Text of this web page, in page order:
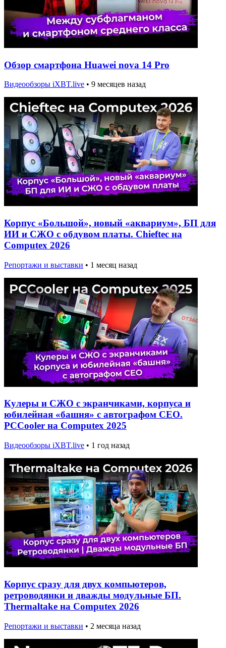
Обзор смартфона Huawei nova 14 Pro
Видеообзоры iXBT.live • 9 месяцев назад
Корпус «Большой», новый «аквариум», БП для
ИИ и СЖО с обдувом платы. Chieftec на
Computex 2026
Репортажи и выставки • 1 месяц назад
Кулеры и СЖО с экранчиками, корпуса и
юбилейная «башня» с автографом CEO.
PCCooler на Computex 2025
Видеообзоры iXBT.live • 1 год назад
Корпус сразу для двух компьютеров,
ретроводянки и дважды модульные БП.
Thermaltake на Computex 2026
Репортажи и выставки • 2 месяца назад